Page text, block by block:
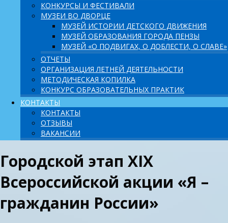
КОНКУРСЫ И ФЕСТИВАЛИ
МУЗЕИ ВО ДВОРЦЕ
МУЗЕЙ ИСТОРИИ ДЕТСКОГО ДВИЖЕНИЯ
МУЗЕЙ ОБРАЗОВАНИЯ ГОРОДА ПЕНЗЫ
МУЗЕЙ «О ПОДВИГАХ, О ДОБЛЕСТИ, О СЛАВЕ»
ОТЧЕТЫ
ОРГАНИЗАЦИЯ ЛЕТНЕЙ ДЕЯТЕЛЬНОСТИ
МЕТОДИЧЕСКАЯ КОПИЛКА
КОНКУРС ОБРАЗОВАТЕЛЬНЫХ ПРАКТИК
КОНТАКТЫ
КОНТАКТЫ
ОТЗЫВЫ
ВАКАНСИИ
Городской этап XIX
Всероссийской акции «Я –
гражданин России»